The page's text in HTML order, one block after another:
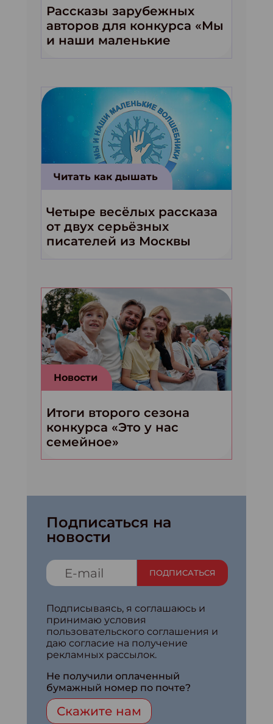
Рассказы зарубежных
авторов для конкурса «Мы
и наши маленькие
волшебники!»
Читать как дышать
Четыре весёлых рассказа
от двух серьёзных
писателей из Москвы
Новости
Итоги второго сезона
конкурса «Это у нас
семейное»
Подписаться на
новости
ПОДПИСАТЬСЯ
Подписываясь, я соглашаюсь и
принимаю условия
пользовательского соглашения и
даю согласие на получение
рекламных рассылок.
Не получили оплаченный
бумажный номер по почте?
Скажите нам